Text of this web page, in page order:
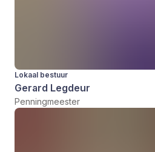
Lokaal bestuur
Gerard Legdeur
Penningmeester